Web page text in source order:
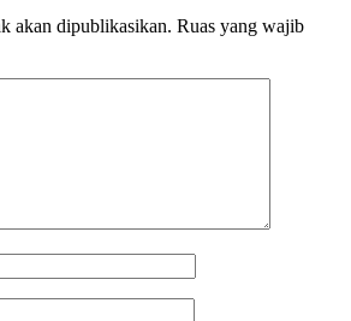
akan dipublikasikan. Ruas yang wajib